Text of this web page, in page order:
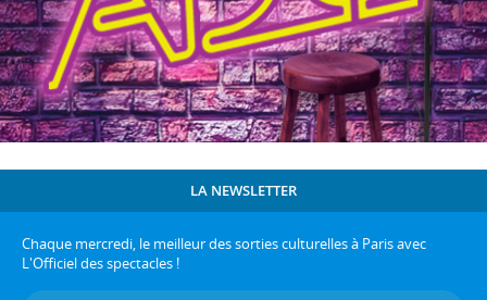
LA NEWSLETTER
Chaque mercredi, le meilleur des sorties culturelles à Paris avec
L'Officiel des spectacles !